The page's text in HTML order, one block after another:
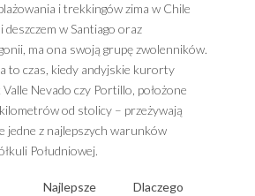
i trekkingów zima w Chile
deszczem w Santiago oraz
ma ona swoją grupę zwolenników.
to czas, kiedy andyjskie kurorty
Nevado czy Portillo, położone
od stolicy – przeżywają
jedne z najlepszych warunków
Południowej.
Najlepsze
Dlaczego